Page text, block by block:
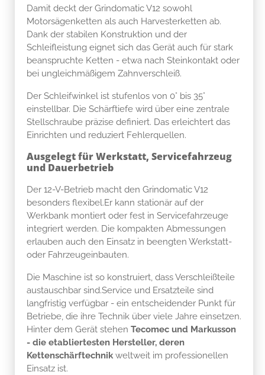
Damit deckt der Grindomatic V12 sowohl
Motorsägenketten als auch Harvesterketten ab.
Dank der stabilen Konstruktion und der
Schleifleistung eignet sich das Gerät auch für stark
beanspruchte Ketten - etwa nach Steinkontakt oder
bei ungleichmäßigem Zahnverschleiß.
Der Schleifwinkel ist stufenlos von 0° bis 35°
einstellbar. Die Schärftiefe wird über eine zentrale
Stellschraube präzise definiert. Das erleichtert das
Einrichten und reduziert Fehlerquellen.
Ausgelegt für Werkstatt, Servicefahrzeug
und Dauerbetrieb
Der 12-V-Betrieb macht den Grindomatic V12
besonders flexibel.Er kann stationär auf der
Werkbank montiert oder fest in Servicefahrzeuge
integriert werden. Die kompakten Abmessungen
erlauben auch den Einsatz in beengten Werkstatt-
oder Fahrzeugeinbauten.
Die Maschine ist so konstruiert, dass Verschleißteile
austauschbar sind.Service und Ersatzteile sind
langfristig verfügbar - ein entscheidender Punkt für
Betriebe, die ihre Technik über viele Jahre einsetzen.
Hinter dem Gerät stehen Tecomec und Markusson
- die etabliertesten Hersteller, deren
Kettenschärftechnik weltweit im professionellen
Einsatz ist.